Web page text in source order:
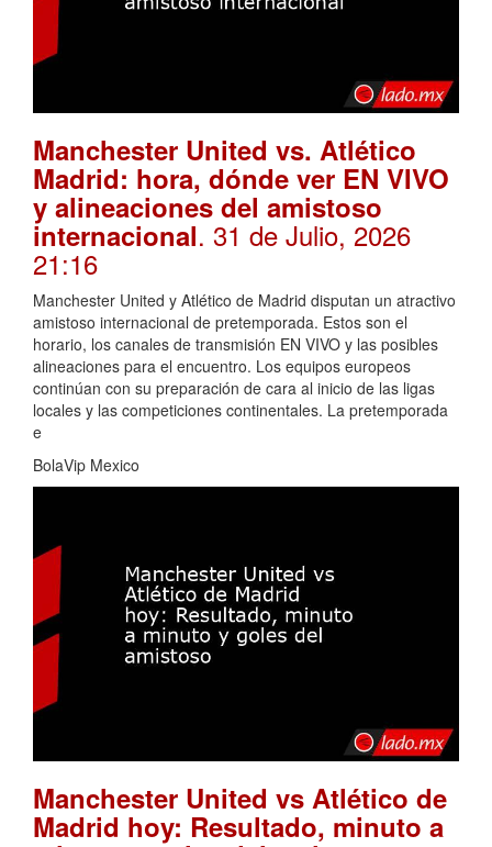
Manchester United vs. Atlético
Madrid: hora, dónde ver EN VIVO
y alineaciones del amistoso
internacional. 31 de Julio, 2026
21:16
Manchester United y Atlético de Madrid disputan un atractivo
amistoso internacional de pretemporada. Estos son el
horario, los canales de transmisión EN VIVO y las posibles
alineaciones para el encuentro. Los equipos europeos
continúan con su preparación de cara al inicio de las ligas
locales y las competiciones continentales. La pretemporada
e
BolaVip Mexico
Manchester United vs Atlético de
Madrid hoy: Resultado, minuto a